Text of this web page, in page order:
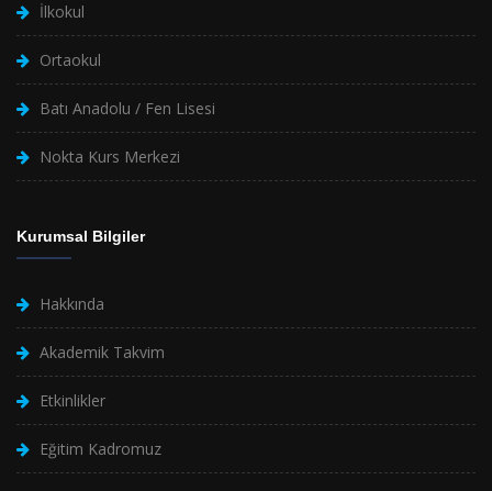
İlkokul
Ortaokul
Batı Anadolu / Fen Lisesi
Nokta Kurs Merkezi
Kurumsal Bilgiler
Hakkında
Akademik Takvim
Etkinlikler
Eğitim Kadromuz